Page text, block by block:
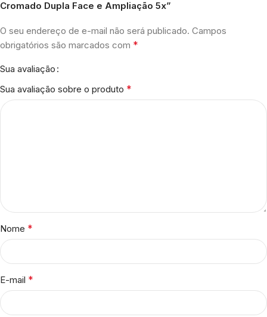
Cromado Dupla Face e Ampliação 5x”
O seu endereço de e-mail não será publicado. Campos
obrigatórios são marcados com *
Sua avaliação
Sua avaliação sobre o produto *
Nome *
E-mail *